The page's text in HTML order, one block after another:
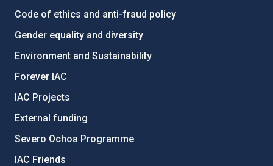
Code of ethics and anti-fraud policy
Gender equality and diversity
Environment and Sustainability
Forever IAC
IAC Projects
External funding
Severo Ochoa Programme
IAC Friends